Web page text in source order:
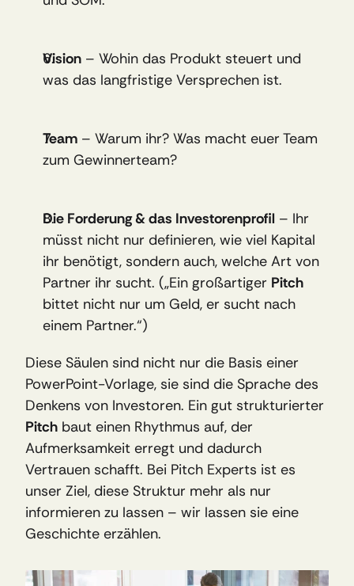
Vision – Wohin das Produkt steuert und
was das langfristige Versprechen ist.
Team – Warum ihr? Was macht euer Team
zum Gewinnerteam?
Die Forderung & das Investorenprofil – Ihr
müsst nicht nur definieren, wie viel Kapital
ihr benötigt, sondern auch, welche Art von
Partner ihr sucht. („Ein großartiger Pitch
bittet nicht nur um Geld, er sucht nach
einem Partner.“)
Diese Säulen sind nicht nur die Basis einer
PowerPoint-Vorlage, sie sind die Sprache des
Pitch baut einen Rhythmus auf, der
Aufmerksamkeit erregt und dadurch
Vertrauen schafft. Bei Pitch Experts ist es
unser Ziel, diese Struktur mehr als nur
informieren zu lassen – wir lassen sie eine
Geschichte erzählen.